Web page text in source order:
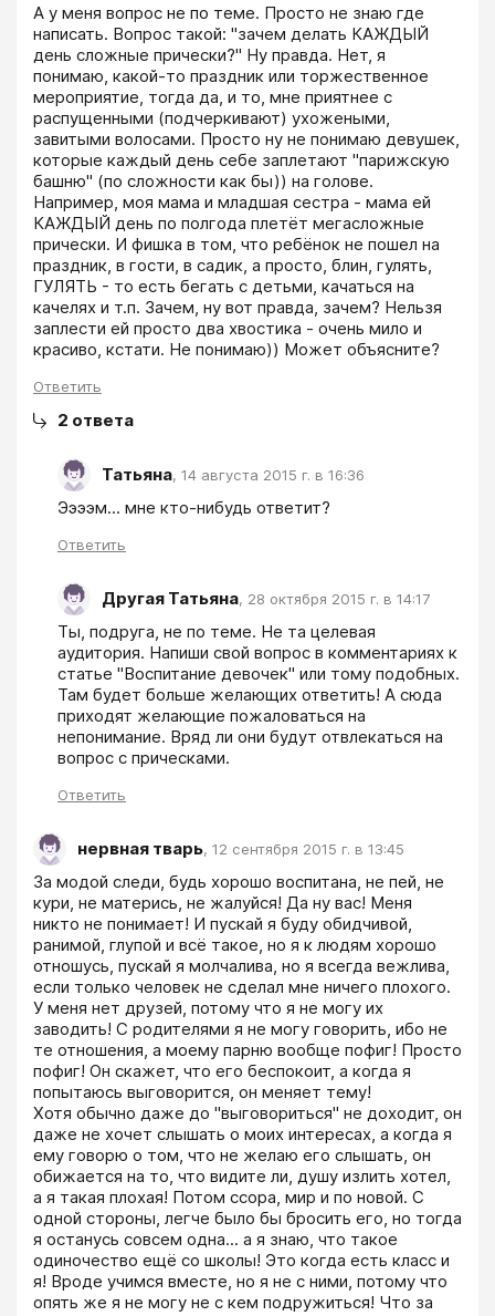
А у меня вопрос не по теме. Просто не знаю где
написать. Вопрос такой: "зачем делать КАЖДЫЙ
день сложные прически?" Ну правда. Нет, я
понимаю, какой-то праздник или торжественное
мероприятие, тогда да, и то, мне приятнее с
распущенными (подчеркивают) ухожеными,
завитыми волосами. Просто ну не понимаю девушек,
которые каждый день себе заплетают "парижскую
башню" (по сложности как бы)) на голове.
Например, моя мама и младшая сестра - мама ей
КАЖДЫЙ день по полгода плетёт мегасложные
прически. И фишка в том, что ребёнок не пошел на
праздник, в гости, в садик, а просто, блин, гулять,
ГУЛЯТЬ - то есть бегать с детьми, качаться на
качелях и т.п. Зачем, ну вот правда, зачем? Нельзя
заплести ей просто два хвостика - очень мило и
красиво, кстати. Не понимаю)) Может объясните?
Ответить
2 ответа
Татьяна, 14 августа 2015 г. в 16:36
Ээээм... мне кто-нибудь ответит?
Ответить
Другая Татьяна, 28 октября 2015 г. в 14:17
Ты, подруга, не по теме. Не та целевая
аудитория. Напиши свой вопрос в комментариях к
статье "Воспитание девочек" или тому подобных.
Там будет больше желающих ответить! А сюда
приходят желающие пожаловаться на
непонимание. Вряд ли они будут отвлекаться на
вопрос с прическами.
Ответить
нервная тварь, 12 сентября 2015 г. в 13:45
За модой следи, будь хорошо воспитана, не пей, не
кури, не матерись, не жалуйся! Да ну вас! Меня
никто не понимает! И пускай я буду обидчивой,
ранимой, глупой и всё такое, но я к людям хорошо
отношусь, пускай я молчалива, но я всегда вежлива,
если только человек не сделал мне ничего плохого.
У меня нет друзей, потому что я не могу их
заводить! С родителями я не могу говорить, ибо не
те отношения, а моему парню вообще пофиг! Просто
пофиг! Он скажет, что его беспокоит, а когда я
попытаюсь выговорится, он меняет тему!
Хотя обычно даже до "выговориться" не доходит, он
даже не хочет слышать о моих интересах, а когда я
ему говорю о том, что не желаю его слышать, он
обижается на то, что видите ли, душу излить хотел,
а я такая плохая! Потом ссора, мир и по новой. С
одной стороны, легче было бы бросить его, но тогда
я останусь совсем одна... а я знаю, что такое
одиночество ещё со школы! Это когда есть класс и
я! Вроде учимся вместе, но я не с ними, потому что
опять же я не могу не с кем подружиться! Что за